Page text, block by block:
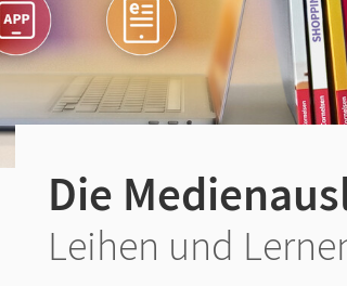
Die
Leihen und